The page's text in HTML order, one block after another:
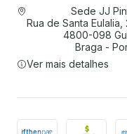
Sede JJ
Rua de Santa Eulalia,
4800-098
Braga -
Ver mais detalhes